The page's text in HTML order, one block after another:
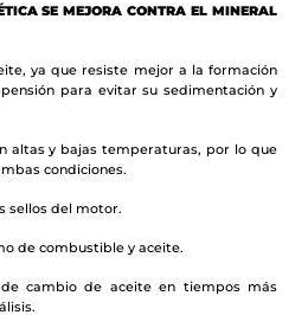
SE MEJORA CONTRA EL MINERAL
ya que resiste mejor a la formación
para evitar su sedimentación y
altas y bajas temperaturas, por lo que
condiciones.
sellos del motor.
de combustible y aceite.
cambio de aceite en tiempos más